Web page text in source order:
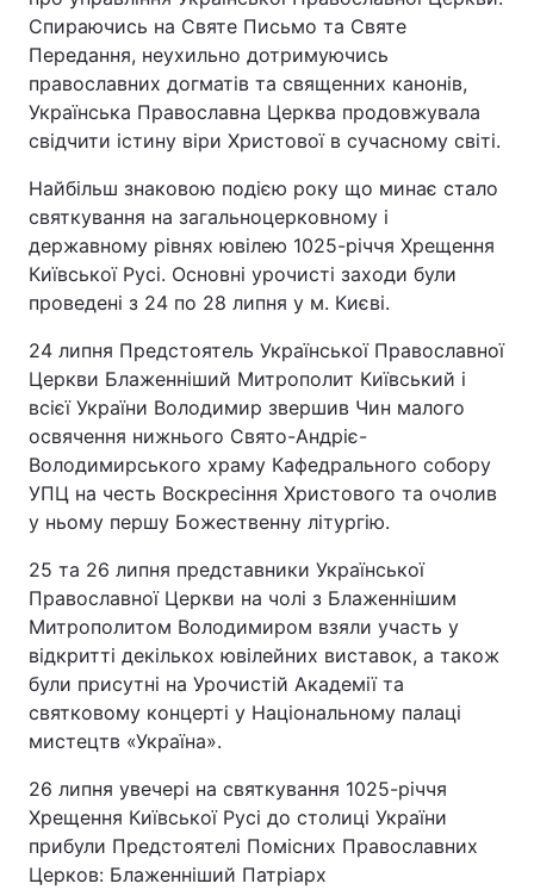
Спираючись на Святе Письмо та Святе
Передання, неухильно дотримуючись
православних догматів та священних канонів,
Українська Православна Церква продовжувала
свідчити істину віри Христової в сучасному світі.
Найбільш знаковою подією року що минає стало
святкування на загальноцерковному і
державному рівнях ювілею 1025-річчя Хрещення
Київської Русі. Основні урочисті заходи були
проведені з 24 по 28 липня у м. Києві.
24 липня Предстоятель Української Православної
Церкви Блаженніший Митрополит Київський і
всієї України Володимир звершив Чин малого
освячення нижнього Свято-Андріє-
Володимирського храму Кафедрального собору
УПЦ на честь Воскресіння Христового та очолив
у ньому першу Божественну літургію.
25 та 26 липня представники Української
Православної Церкви на чолі з Блаженнішим
Митрополитом Володимиром взяли участь у
відкритті декількох ювілейних виставок, а також
були присутні на Урочистій Академії та
святковому концерті у Національному палаці
мистецтв «Україна».
26 липня увечері на святкування 1025-річчя
Хрещення Київської Русі до столиці України
прибули Предстоятелі Помісних Православних
Церков: Блаженніший Патріарх